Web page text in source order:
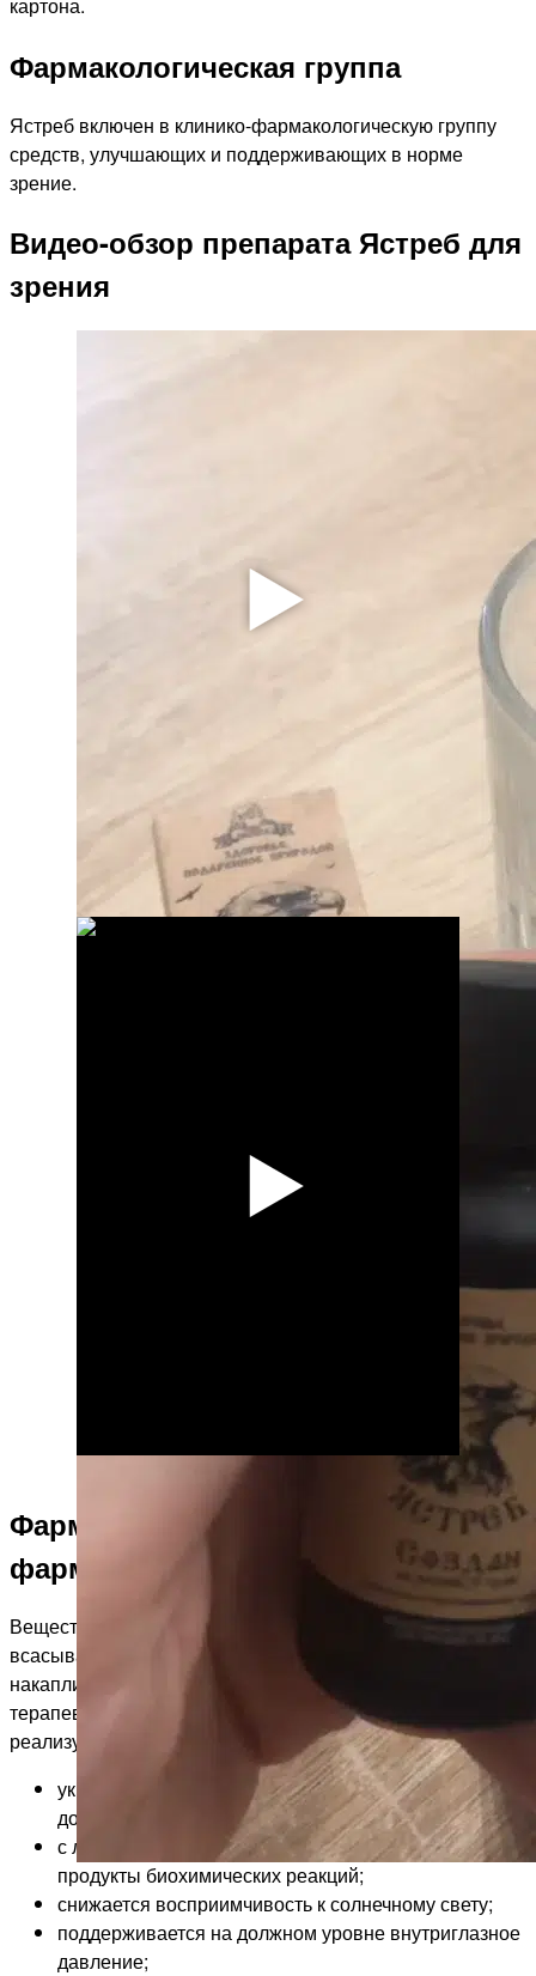
Фармакологическая группа
Ястреб включен в клинико-фармакологическую группу
средств, улучшающих и поддерживающих в норме
зрение.
Видео-обзор препарата Ястреб для
зрения
Фармакодинамика и
фармакокинетика
Вещества из состава бальзама через желудочные стенки
всасываются в кровь. Через 30-40 минут они
накапливаются в сосудистом русле в оптимальной
терапевтической концентрации. Действие препарата
реализуется на уровне структур зрительного аппарата:
укрепляются стенки сосудов, по которым в клетки
доставляются питательные вещества;
с лимфой глазные ткани покидают конечные
продукты биохимических реакций;
снижается восприимчивость к солнечному свету;
поддерживается на должном уровне внутриглазное
давление;